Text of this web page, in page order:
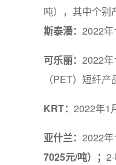
吨），其中个别
斯泰潘： 2022年
可乐丽： 2022
（PET）短纤产
KRT： 2022年1
亚什兰： 2022年
7025元/吨）；